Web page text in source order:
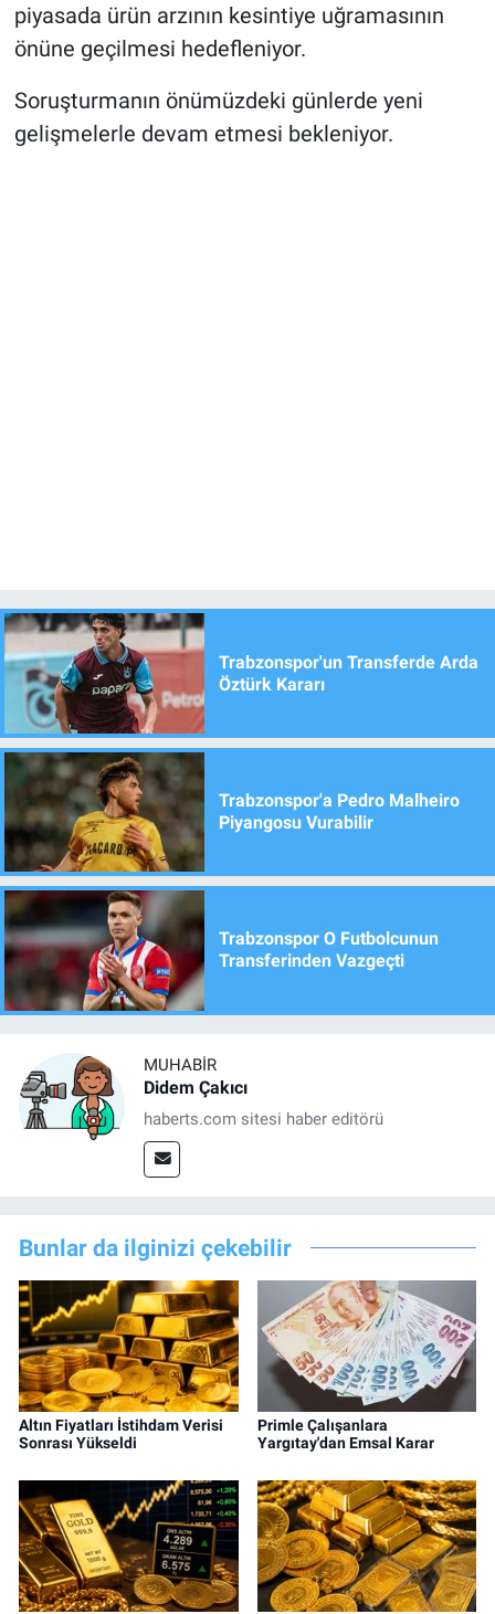
piyasada ürün arzının kesintiye uğramasının
önüne geçilmesi hedefleniyor.
Soruşturmanın önümüzdeki günlerde yeni
gelişmelerle devam etmesi bekleniyor.
Trabzonspor'un Transferde Arda
Öztürk Kararı
Trabzonspor'a Pedro Malheiro
Piyangosu Vurabilir
Trabzonspor O Futbolcunun
Transferinden Vazgeçti
MUHABIR
Didem Çakıcı
haberts.com sitesi haber editörü
Bunlar da ilginizi çekebilir
Altın Fiyatları İstihdam Verisi
Sonrası Yükseldi
Primle Çalışanlara
Yargıtay'dan Emsal Karar